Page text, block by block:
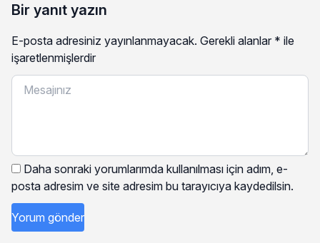
Bir yanıt yazın
E-posta adresiniz yayınlanmayacak. Gerekli alanlar * ile
işaretlenmişlerdir
Daha sonraki yorumlarımda kullanılması için adım, e-
posta adresim ve site adresim bu tarayıcıya kaydedilsin.